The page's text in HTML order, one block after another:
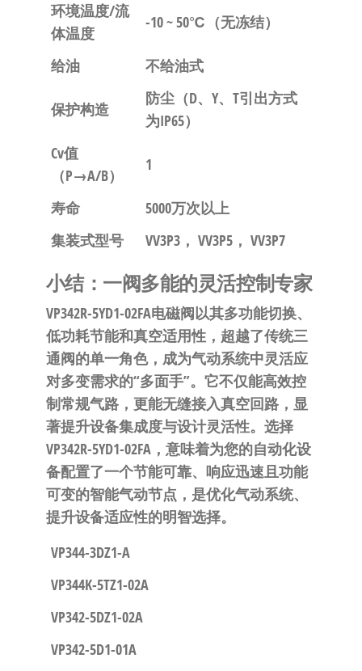
环境温度/流
体温度
-10 ~ 50℃（无冻结）
给油 不给油式
保护构造
防尘（D、Y、T引出方式
为IP65）
Cv值
（P→A/B）
1
寿命
5000万次以上
集装式型号
VV3P3， VV3P5， VV3P7
小结：一阀多能的灵活控制专家
VP342R-5YD1-02FA电磁阀以其多功能切换、
低功耗节能和真空适用性，超越了传统三
通阀的单一角色，成为气动系统中灵活应
对多变需求的“多面手”。它不仅能高效控
制常规气路，更能无缝接入真空回路，显
著提升设备集成度与设计灵活性。选择
VP342R-5YD1-02FA，意味着为您的自动化设
备配置了一个节能可靠、响应迅速且功能
可变的智能气动节点 ，是优化气动系统、
提升设备适应性的明智选择。
VP344-3DZ1-A
VP344K-5TZ1-02A
VP342-5DZ1-02A
VP342-5D1-01A